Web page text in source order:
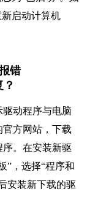
启动计算机
错
驱动程序与电脑
方网站，下载
。在安装新驱
”，选择“程序和
安装新下载的驱